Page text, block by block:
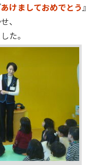
あけましておめでとう』
、
た。